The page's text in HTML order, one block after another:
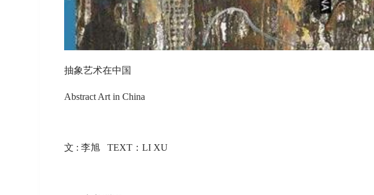
抽象艺术在中国
Abstract Art in China
文 : 李旭 TEXT：LI XU